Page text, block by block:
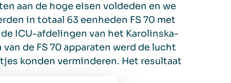
aan de hoge eisen voldeden en we
in totaal 63 eenheden FS 70 met
ICU-afdelingen van het Karolinska-
de FS 70 apparaten werd de lucht
konden verminderen. Het resultaat